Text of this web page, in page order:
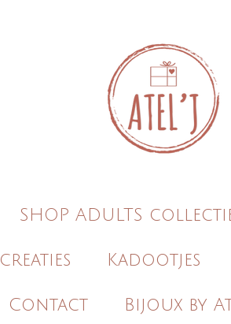
SHOP ADULTS
creaties Kadootjes
Contact Bijoux by